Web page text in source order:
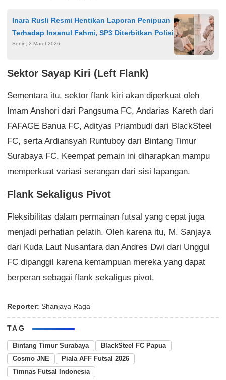
Inara Rusli Resmi Hentikan Laporan Penipuan
Terhadap Insanul Fahmi, SP3 Diterbitkan Polisi
Senin, 2 Maret 2026
Sektor Sayap Kiri (Left Flank)
Sementara itu, sektor flank kiri akan diperkuat oleh
Imam Anshori dari Pangsuma FC, Andarias Kareth dari
FAFAGE Banua FC, Adityas Priambudi dari BlackSteel
FC, serta Ardiansyah Runtuboy dari Bintang Timur
Surabaya FC. Keempat pemain ini diharapkan mampu
memperkuat variasi serangan dari sisi lapangan.
Flank Sekaligus Pivot
Fleksibilitas dalam permainan futsal yang cepat juga
menjadi perhatian pelatih. Oleh karena itu, M. Sanjaya
dari Kuda Laut Nusantara dan Andres Dwi dari Unggul
FC dipanggil karena kemampuan mereka yang dapat
berperan sebagai flank sekaligus pivot.
Reporter: Shanjaya Raga
TAG
Bintang Timur Surabaya
BlackSteel FC Papua
Cosmo JNE
Piala AFF Futsal 2026
Timnas Futsal Indonesia